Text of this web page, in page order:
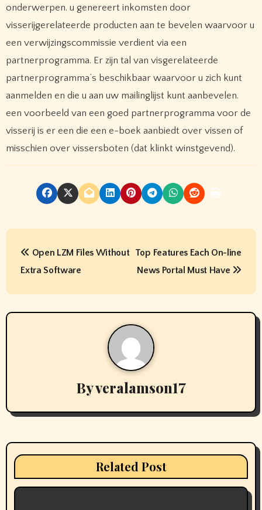
onderwerpen. u genereert inkomsten door
visserijgerelateerde producten aan te bevelen waarvoor u
een verwijzingscommissie verdient via een
partnerprogramma. Er zijn tal van visgerelateerde
partnerprogramma’s beschikbaar waarvoor u zich kunt
aanmelden en die u aan uw mailinglijst kunt aanbevelen.
een voorbeeld van een goed partnerprogramma voor de
visserij is er een die een e-boek aanbiedt over vissen of
misschien over vissersboten (dat klinkt winstgevend).
P
s
t
i
a
Open LZM Files Without
Extra Software
Top Features Each On-line
News Portal Must Have
Byveralamson17
Related Post